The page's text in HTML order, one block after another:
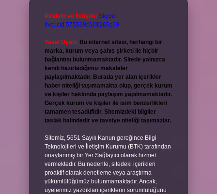
Reklam ve İletişim: Skype:
live:.cid.575569c608265c69
Yasal Uyarı: Bu internet sitesi, herhangi bir
marka, kurum veya şahıs şirketi ile hiçbir
bağlantısı bulunmamaktadır. Sitede yalnızca
kendi hazırladığımız makaleler
paylaşılmaktadır. Burada yer alan içerikler
haber niteliği taşımamakta olup, gerçek kurum
ve kişiler hakkında paylaşım yapılmamaktadır.
Gerçek kurum ve kişiler ile isim benzerlikleri
tamamen tesadüfidir. Sitemizdeki bilgiler
taslak halindedir ve tavsiye niteliği taşımazlar.
Sitemiz, 5651 Sayılı Kanun gereğince Bilgi
Teknolojileri ve İletişim Kurumu (BTK) tarafından
onaylanmış bir Yer Sağlayıcı olarak hizmet
vermektedir. Bu nedenle, sitedeki içerikleri
proaktif olarak denetleme veya araştırma
yükümlülüğümüz bulunmamaktadır. Ancak,
üyelerimiz yazdıkları içeriklerin sorumluluğunu